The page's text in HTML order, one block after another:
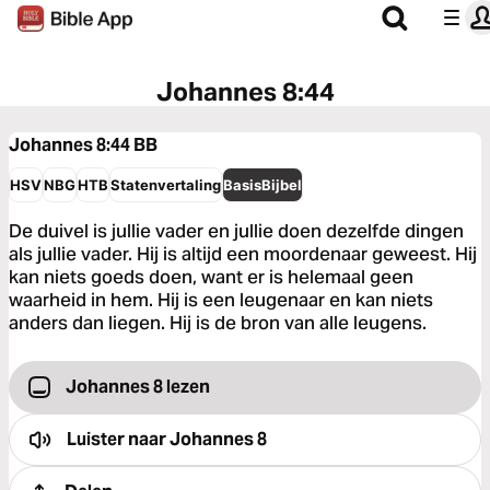
Johannes 8:44
Johannes 8:44BB
HSVNBGHTBStatenvertalingBasisBijbel
De duivel is jullie vader en jullie doen dezelfde dingen
als jullie vader. Hij is altijd een moordenaar geweest. Hij
kan niets goeds doen, want er is helemaal geen
waarheid in hem. Hij is een leugenaar en kan niets
anders dan liegen. Hij is de bron van alle leugens.
Johannes 8 lezen
Luister naarJohannes 8